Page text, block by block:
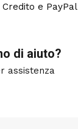
e PayPal
di aiuto?
assistenza